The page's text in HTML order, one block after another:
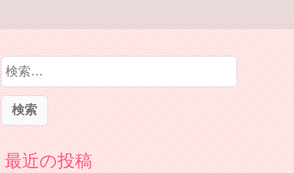
検
索
最近の投稿